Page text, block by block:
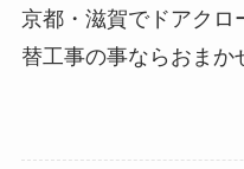
京都・滋賀でドアクロ
替工事の事ならおまか